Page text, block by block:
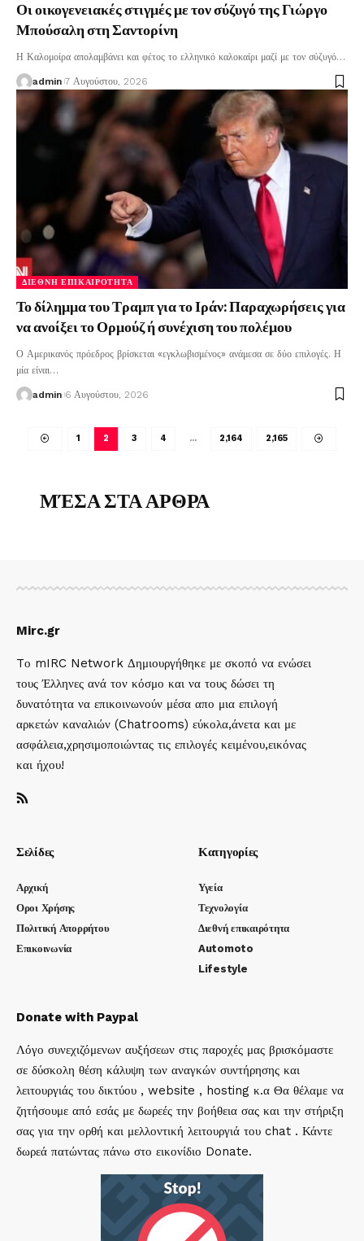
Οι οικογενειακές στιγμές με τον σύζυγό της Γιώργο
Μπούσαλη στη Σαντορίνη
Η Καλομοίρα απολαμβάνει και φέτος το ελληνικό καλοκαίρι μαζί με τον σύζυγό…
admin 7 Αυγούστου, 2026
ΔΙΕΘΝΉ ΕΠΙΚΑΙΡΌΤΗΤΑ
Το δίλημμα του Τραμπ για το Ιράν: Παραχωρήσεις για
να ανοίξει το Ορμούζ ή συνέχιση του πολέμου
Ο Αμερικανός πρόεδρος βρίσκεται «εγκλωβισμένος» ανάμεσα σε δύο επιλογές. Η
μία είναι…
admin 6 Αυγούστου, 2026
1 2 3 4 … 2,164 2,165
ΜΈΣΑ ΣΤΑ ΑΡΘΡΑ
Mirc.gr
Tο mIRC Network Δημιουργήθηκε με σκοπό να ενώσει
τους Έλληνες ανά τον κόσμο και να τους δώσει τη
δυνατότητα να επικοινωνούν μέσα απο μια επιλογή
αρκετών καναλιών (Chatrooms) εύκολα,άνετα και με
ασφάλεια,χρησιμοποιώντας τις επιλογές κειμένου,εικόνας
και ήχου!
Σελίδες
Αρχική
Οροι Χρήσης
Πολιτική Απορρήτου
Επικοινωνία
Κατηγορίες
Υγεία
Τεχνολογία
Διεθνή επικαιρότητα
Automoto
Lifestyle
Donate with Paypal
Λόγο συνεχιζόμενων αυξήσεων στις παροχές μας βρισκόμαστε
σε δύσκολη θέση κάλυψη των αναγκών συντήρησης και
λειτουργιάς του δικτύου , website , hosting κ.α Θα θέλαμε να
ζητήσουμε από εσάς με δωρεές την βοήθεια σας και την στήριξη
σας για την ορθή και μελλοντική λειτουργιά του chat . Κάντε
δωρεά πατώντας πάνω στο εικονίδιο Donate.